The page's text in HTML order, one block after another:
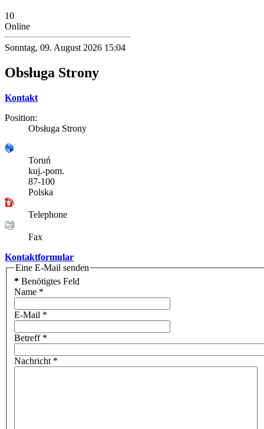
10
Online
Sonntag, 09. August 2026 15:04
Obsługa Strony
Kontakt
Position:
Obsługa Strony
Toruń
kuj.-pom.
87-100
Polska
Telephone
Fax
Kontaktformular
Eine E-Mail senden
* Benötigtes Feld
Name *
E-Mail *
Betreff*
Nachricht*